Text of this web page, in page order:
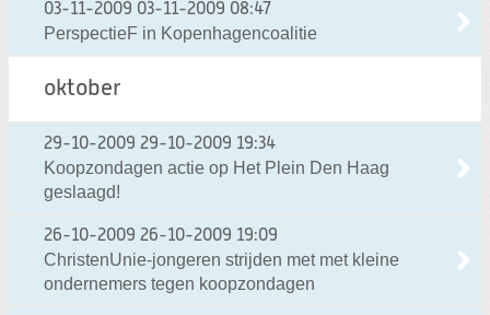
03-11-2009 03-11-2009 08:47
PerspectieF in Kopenhagencoalitie
oktober
29-10-2009 29-10-2009 19:34
Koopzondagen actie op Het Plein Den Haag
geslaagd!
26-10-2009 26-10-2009 19:09
ChristenUnie-jongeren strijden met met kleine
ondernemers tegen koopzondagen